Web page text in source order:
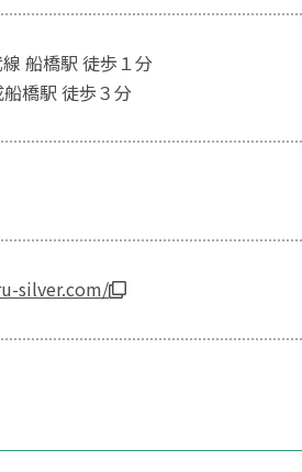
船橋駅 徒歩１分
橋駅 徒歩３分
silver.com/